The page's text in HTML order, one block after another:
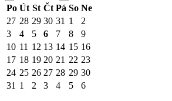
Po Út St Čt Pá So Ne
27 28 29 30 31 1
2
3
4 5 6 7 8
9
10 11 12 13 14 15 16
17 18 19 20 21 22 23
24 25 26 27 28 29 30
31 1 2 3 4 5 6